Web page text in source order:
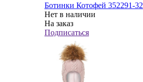
Ботинки Котофей 352291-32
Нет в наличии
На заказ
Подписаться